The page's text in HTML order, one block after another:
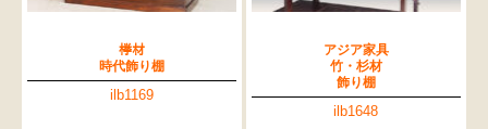
﨔材
時代飾り棚
ilb1169
アジア家具
竹・杉材
飾り棚
ilb1648